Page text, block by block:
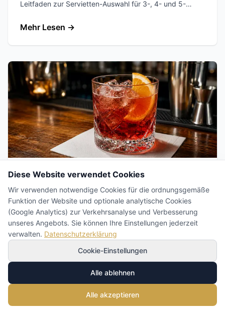
Leitfaden zur Servietten-Auswahl für 3-, 4- und 5-
Mehr Lesen →
Leitfaden
Cocktailservietten für die Bar:
Format, Lagen, Farbe und Druck
Napkins Team 24. Juli 2026
Cocktailservietten leisten an der Bar mehr, als ihr Format
vermuten lässt: Untersetzer unter dem beschlagenen
zugleich. Praxisleitfaden zu Formaten 24×24 und 15×15
cm, Lagen und Flächengewicht, Faltung, Farbe und
Druck – für Bars, Cocktailbars, Hotels und Events.
Diese Website verwendet Cookies
Wir verwenden notwendige Cookies für die ordnungsgemäße
Funktion der Website und optionale analytische Cookies
(Google Analytics) zur Verkehrsanalyse und Verbesserung
unseres Angebots. Sie können Ihre Einstellungen jederzeit
verwalten. Datenschutzerklärung
Cookie-Einstellungen
Alle ablehnen
Alle akzeptieren